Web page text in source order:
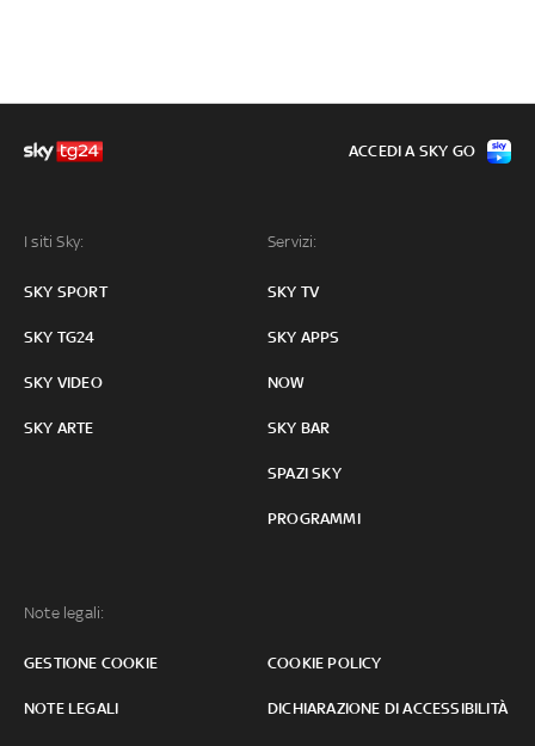
I siti Sky:
SKY SPORT
SKY TG24
SKY VIDEO
SKY ARTE
Servizi:
SKY TV
SKY APPS
NOW
SKY BAR
SPAZI SKY
PROGRAMMI
Note legali:
GESTIONE COOKIE COOKIE POLICY
NOTE LEGALI DICHIARAZIONE DI ACCESSIBILITÀ
ACCEDI A SKY GO